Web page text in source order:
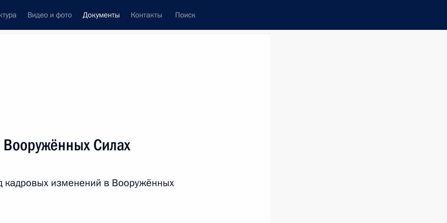
Видео и фото Документы Контакты Поиск
между Россией и США о транзите
Силах
изменений в Вооружённых